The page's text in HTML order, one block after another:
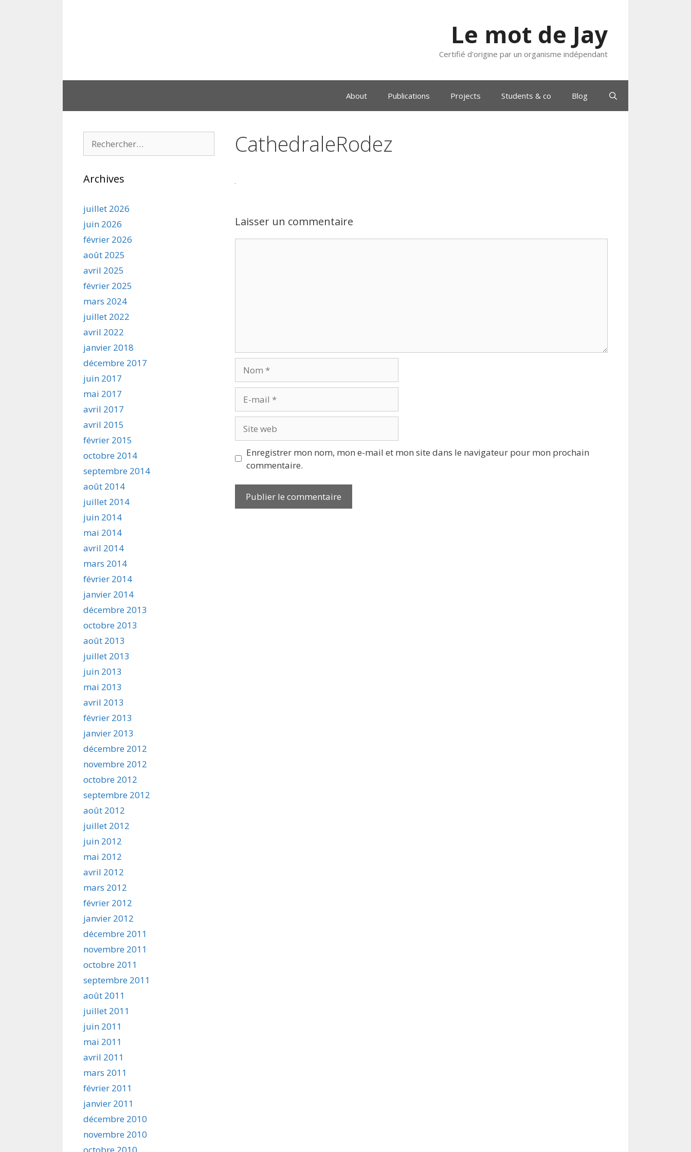
Le mot de Jay
Certifié d'origine par un organisme indépendant
About Publications Projects Students & co Blog
CathedraleRodez
Laisser un commentaire
mail
web
Enregistrer mon nom, mon e-mail et mon site dans le navigateur pour mon prochain
commentaire.
Archives
juillet 2026
juin 2026
février 2026
août 2025
avril 2025
février 2025
mars 2024
juillet 2022
avril 2022
janvier 2018
décembre 2017
juin 2017
mai 2017
avril 2017
avril 2015
février 2015
octobre 2014
septembre 2014
août 2014
juillet 2014
juin 2014
mai 2014
avril 2014
mars 2014
février 2014
janvier 2014
décembre 2013
octobre 2013
août 2013
juillet 2013
juin 2013
mai 2013
avril 2013
février 2013
janvier 2013
décembre 2012
novembre 2012
octobre 2012
septembre 2012
août 2012
juillet 2012
juin 2012
mai 2012
avril 2012
mars 2012
février 2012
janvier 2012
décembre 2011
novembre 2011
octobre 2011
septembre 2011
août 2011
juillet 2011
juin 2011
mai 2011
avril 2011
mars 2011
février 2011
janvier 2011
décembre 2010
novembre 2010